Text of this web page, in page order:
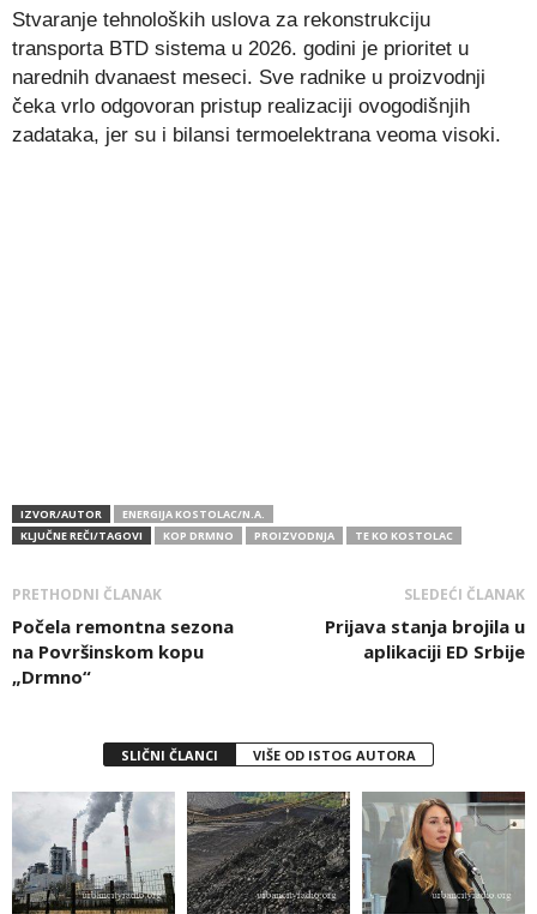
Stvaranje tehnoloških uslova za rekonstrukciju
transporta BTD sistema u 2026. godini je prioritet u
narednih dvanaest meseci. Sve radnike u proizvodnji
čeka vrlo odgovoran pristup realizaciji ovogodišnjih
zadataka, jer su i bilansi termoelektrana veoma visoki.
IZVOR/AUTOR
ENERGIJA KOSTOLAC/N.A.
KLJUČNE REČI/TAGOVI
KOP DRMNO PROIZVODNJA TE KO KOSTOLAC
PRETHODNI ČLANAK
Počela remontna sezona
na Površinskom kopu
„Drmno“
SLEDEĆI ČLANAK
Prijava stanja brojila u
aplikaciji ED Srbije
SLIČNI ČLANCI VIŠE OD ISTOG AUTORA